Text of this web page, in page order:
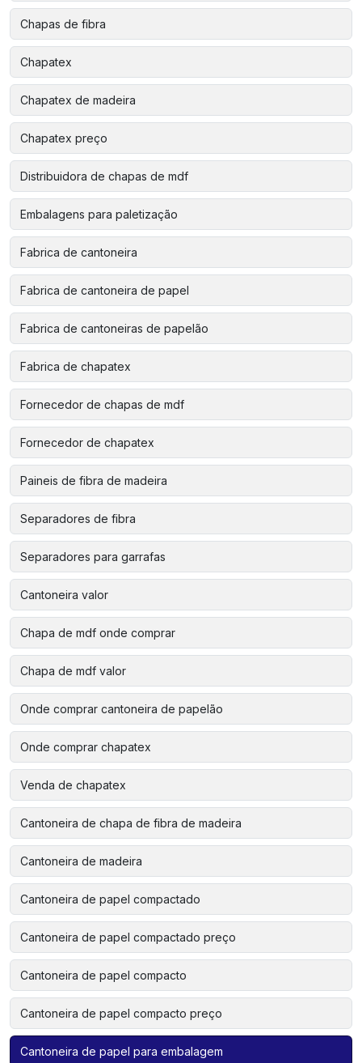
Chapas de fibra
Chapatex
Chapatex de madeira
Chapatex preço
Distribuidora de chapas de mdf
Embalagens para paletização
Fabrica de cantoneira
Fabrica de cantoneira de papel
Fabrica de cantoneiras de papelão
Fabrica de chapatex
Fornecedor de chapas de mdf
Fornecedor de chapatex
Paineis de fibra de madeira
Separadores de fibra
Separadores para garrafas
Cantoneira valor
Chapa de mdf onde comprar
Chapa de mdf valor
Onde comprar cantoneira de papelão
Onde comprar chapatex
Venda de chapatex
Cantoneira de chapa de fibra de madeira
Cantoneira de madeira
Cantoneira de papel compactado
Cantoneira de papel compactado preço
Cantoneira de papel compacto
Cantoneira de papel compacto preço
Cantoneira de papel para embalagem